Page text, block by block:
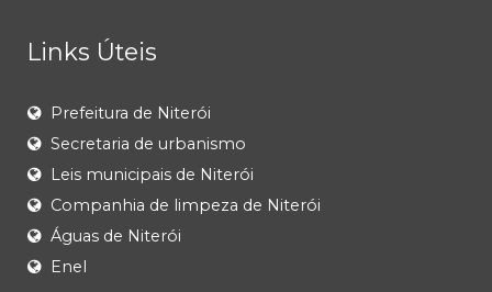
Links Úteis
Prefeitura de Niterói
Secretaria de urbanismo
Leis municipais de Niterói
Companhia de limpeza de Niterói
Águas de Niterói
Enel